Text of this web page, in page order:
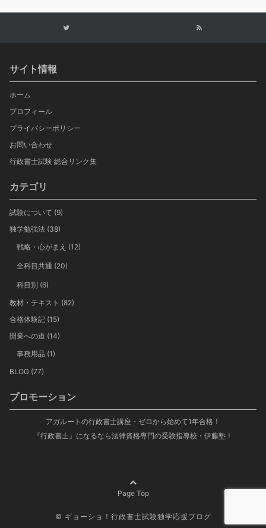
サイト情報
ホーム
プロフィール
プライバシーポリシー
お問い合わせ
行政書士試験 総合リンク集
カテゴリ
試験について (9)
独学勉強法 (38)
戦略・心がまえ (12)
全科目共通 (20)
科目別 (6)
教材・テキスト (82)
合格体験記 (15)
開業への道 (14)
事務用品 (1)
BLOG (77)
プロモーション
アガルートの行政書士講座・ゼロから始めて1年合格！
『行政書士』になるなら法律資格専門の受験指導校・伊藤塾！
Page Top
© ギョーショ！行政書士試験独学応援ブログ